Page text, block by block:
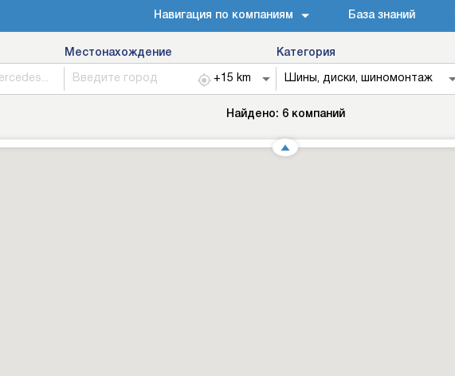
Навигация по компаниям База знаний
Местонахождение Категория
Найдено: 6компаний